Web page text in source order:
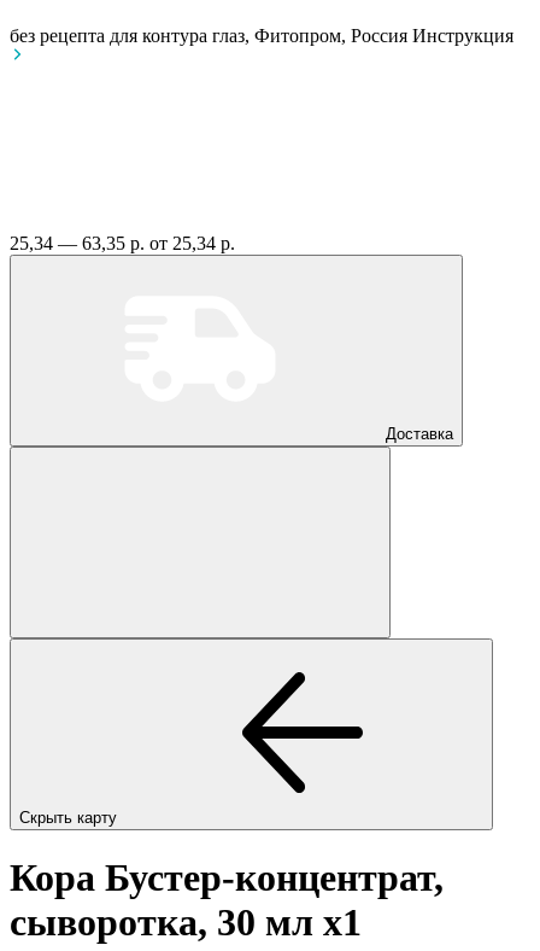
без рецепта для контура глаз, Фитопром, Россия Инструкция
25,34 — 63,35 р. от 25,34 р.
Доставка
Скрыть карту
Кора Бустер-концентрат,
сыворотка, 30 мл x1